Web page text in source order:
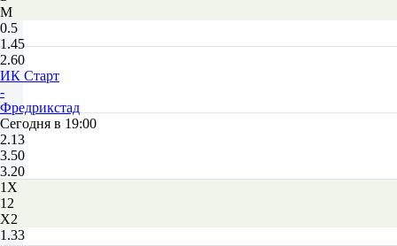
М
0.5
1.45
2.60
ИК Старт
-
Фредрикстад
Сегодня в 19:00
2.13
3.50
3.20
1X
12
X2
1.33